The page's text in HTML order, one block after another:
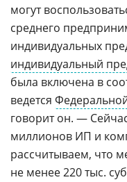
могут
среднего
индивидуальных
индивидуальный
была включена в
ведется
говорит он. —
миллионов ИП и
рассчитываем, что
не менее 220 тыс.